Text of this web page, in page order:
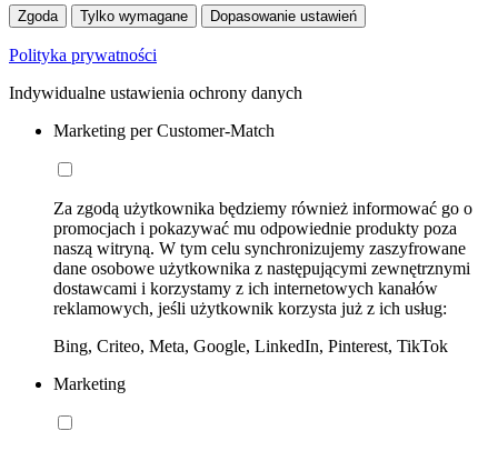
Zgoda Tylko wymagane Dopasowanie ustawień
Polityka prywatności
Indywidualne ustawienia ochrony danych
Marketing per Customer-Match
Za zgodą użytkownika będziemy również informować go o
promocjach i pokazywać mu odpowiednie produkty poza
naszą witryną. W tym celu synchronizujemy zaszyfrowane
dane osobowe użytkownika z następującymi zewnętrznymi
dostawcami i korzystamy z ich internetowych kanałów
reklamowych, jeśli użytkownik korzysta już z ich usług:
Bing, Criteo, Meta, Google, LinkedIn, Pinterest, TikTok
Marketing